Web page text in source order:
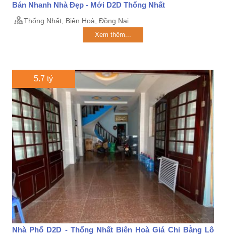
Bán Nhanh Nhà Đẹp - Mới D2D Thống Nhất
Thống Nhất, Biên Hoà, Đồng Nai
Xem thêm...
5.7 tỷ
Nhà Phố D2D - Thống Nhất Biên Hoà Giá Chỉ Bằng Lô